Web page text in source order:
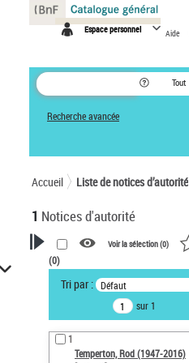
Espace personnel Aide
Tout
Recherche avancée
Accueil Liste de notices d’autorité
1 Notices d'autorité
VOTRE RECHERCHE
Recherche avancée dans les
notices d’autorité
Œuvres liées à l'auteur :
Temperton, Rod (1947-2016)
Voir la sélection (0)
(0)
Tri par : Défaut
sur 1
1
Temperton, Rod (1947-2016)
Panneau de gestion des cookies